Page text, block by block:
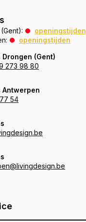
openingstijden
openingstijden
Drongen (Gent)
273 98 80
Antwerpen
54